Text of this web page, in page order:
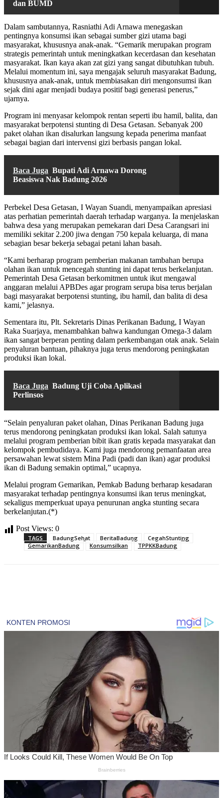
dan BUMD
Dalam sambutannya, Rasniathi Adi Arnawa menegaskan
pentingnya konsumsi ikan sebagai sumber gizi utama bagi
masyarakat, khususnya anak-anak. “Gemarik merupakan program
strategis pemerintah untuk meningkatkan kecerdasan dan kesehatan
masyarakat. Ikan kaya akan zat gizi yang sangat dibutuhkan tubuh.
Melalui momentum ini, saya mengajak seluruh masyarakat Badung,
khususnya anak-anak, untuk membiasakan diri mengonsumsi ikan
sejak dini agar menjadi budaya positif bagi generasi penerus,”
ujarnya.
Program ini menyasar kelompok rentan seperti ibu hamil, balita, dan
masyarakat berpotensi stunting di Desa Getasan. Sebanyak 200
paket olahan ikan disalurkan langsung kepada penerima manfaat
sebagai bagian dari intervensi gizi berbasis pangan lokal.
Baca Juga Bupati Adi Arnawa Dorong
Beasiswa Nak Badung 2026
Perbekel Desa Getasan, I Wayan Suandi, menyampaikan apresiasi
atas perhatian pemerintah daerah terhadap warganya. Ia menjelaskan
bahwa desa yang merupakan pemekaran dari Desa Carangsari ini
memiliki sekitar 2.200 jiwa dengan 750 kepala keluarga, di mana
sebagian besar bekerja sebagai petani lahan basah.
“Kami berharap program pemberian makanan tambahan berupa
olahan ikan untuk mencegah stunting ini dapat terus berkelanjutan.
Pemerintah Desa Getasan berkomitmen untuk ikut mengawal
anggaran melalui APBDes agar program serupa bisa terus berjalan
bagi masyarakat berpotensi stunting, ibu hamil, dan balita di desa
kami,” jelasnya.
Sementara itu, Plt. Sekretaris Dinas Perikanan Badung, I Wayan
Raka Suarjaya, menambahkan bahwa kandungan Omega-3 dalam
ikan sangat berperan penting dalam perkembangan otak anak. Selain
penyaluran bantuan, pihaknya juga terus mendorong peningkatan
produksi ikan lokal.
Baca Juga Badung Uji Coba Aplikasi
Perlinsos
“Selain penyaluran paket olahan, Dinas Perikanan Badung juga
terus mendorong peningkatan produksi ikan lokal. Salah satunya
melalui program pemberian bibit ikan gratis kepada masyarakat dan
kelompok pembudidaya. Kami juga mendorong pemanfaatan area
persawahan lewat sistem Mina Padi (padi dan ikan) agar produksi
ikan di Badung semakin optimal,” ucapnya.
Melalui program Gemarikan, Pemkab Badung berharap kesadaran
masyarakat terhadap pentingnya konsumsi ikan terus meningkat,
sekaligus memperkuat upaya penurunan angka stunting secara
berkelanjutan.(*)
Post Views: 0
TAGS BadungSehat BeritaBadung
CegahStunting
GemarikanBadung
KonsumsiIkan TPPKKBadung